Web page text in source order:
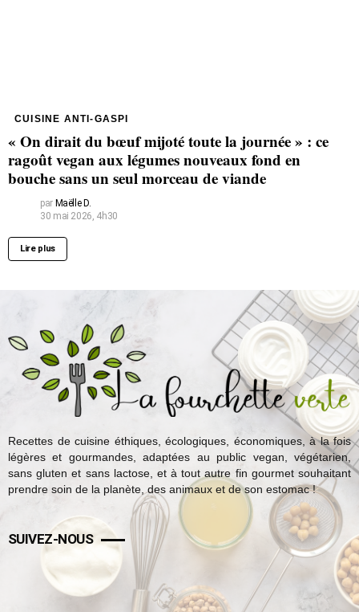
CUISINE ANTI-GASPI
« On dirait du bœuf mijoté toute la journée » : ce
ragoût vegan aux légumes nouveaux fond en
bouche sans un seul morceau de viande
par Maëlle D.
30 mai 2026, 4h30
Lire plus
Recettes de cuisine éthiques, écologiques, économiques, à la fois
légères et gourmandes, adaptées au public vegan, végétarien,
sans gluten et sans lactose, et à tout autre fin gourmet souhaitant
prendre soin de la planète, des animaux et de son estomac !
SUIVEZ-NOUS